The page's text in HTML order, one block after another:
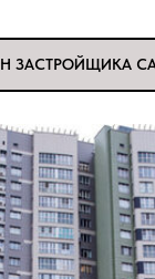
ЗАСТРОЙЩИКА